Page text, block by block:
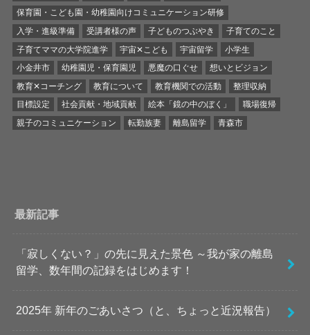
保育園・こども園・幼稚園向けコミュニケーション研修
入学・進級準備
受講者様の声 子どものつぶやき
子育てのこと
子育てママの大学院進学
宇宙✕こども 宇宙留学
小学生
小金井市
幼稚園児・保育園児 悪魔の口ぐせ
想いとビジョン
教育✕コーチング
教育について 教育機関での活動
整理収納
目標設定
社会貢献・地域貢献 絵本「鏡の中のぼく」
職場復帰
親子のコミュニケーション
転勤族妻 離島留学 青森市
最新記事
「寂しくない？」の先に見えた景色 ～我が家の離島
留学、数年間の記録をはじめます！
2025年 新年のごあいさつ（と、ちょっと近況報告）